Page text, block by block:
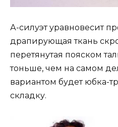
А-силуэт уравновесит
драпирующая ткань
перетянутая пояском
тоньше, чем на самом
вариантом будет юбка-
складку.